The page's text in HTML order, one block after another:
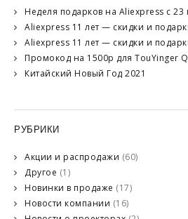
Неделя подарков на Aliexpress с 23
Aliexpress 11 лет — скидки и
Aliexpress 11 лет — скидки и
Промокод на 1500р для TouYinger
Китайский Новый Год 2021
РУБРИКИ
Акции и распродажи (60)
Другое (1)
Новинки в продаже (17)
Новости компании (16)